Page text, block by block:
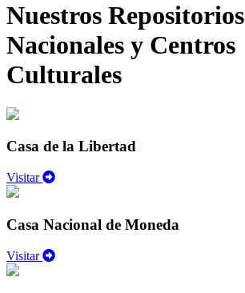
Nuestros Repositorios
Nacionales y Centros
Culturales
Casa de la Libertad
Visitar
Casa Nacional de Moneda
Visitar